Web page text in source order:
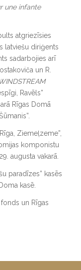
une infante
atgriezīsies
latviešu diriģents
sadarbojies arī
un R.
Ravēls”
Rīgas Domā
Ziemeļzeme”,
komponistu
augusta vakarā.
paradīzes” kasēs
kasē.
un Rīgas